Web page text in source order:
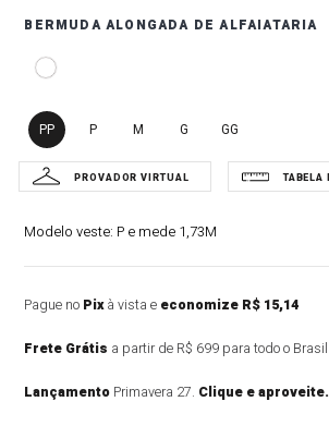
BERMUDA ALONGADA DE ALFAIATARIA
PP P M G GG
Modelo veste: P e mede 1,73M
Pague no Pixà vista e economize R$ 15,14
Frete Grátis a partir de R$ 699 para todo o Brasil
Lançamento Primavera 27. Clique e aproveite.